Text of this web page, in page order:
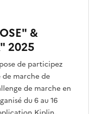
&
2025
de participez
marche de
de marche en
du 6 au 16